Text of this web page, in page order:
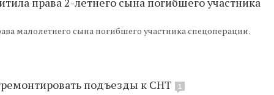
малолетнего сына погибшего участника спецоперации.
подъезды к СНТ 1